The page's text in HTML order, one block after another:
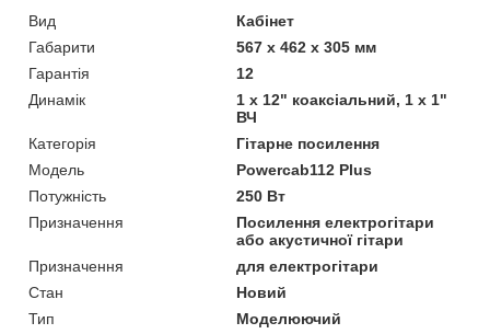
Вид
Кабінет
Габарити
567 x 462 x 305 мм
Гарантія
12
Динамік
1 х 12" коаксіальний, 1 х 1"
ВЧ
Категорія
Гітарне посилення
Мoдель
Powercab112 Plus
Потужність
250 Вт
Призначення
Посилення електрогітари
або акустичної гітари
Призначення
для електрогітари
Стан
Новий
Тип
Моделюючий